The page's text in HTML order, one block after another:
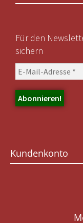
Für den
sichern
Kundenkonto